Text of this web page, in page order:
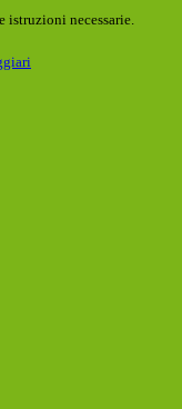
istruzioni necessarie.